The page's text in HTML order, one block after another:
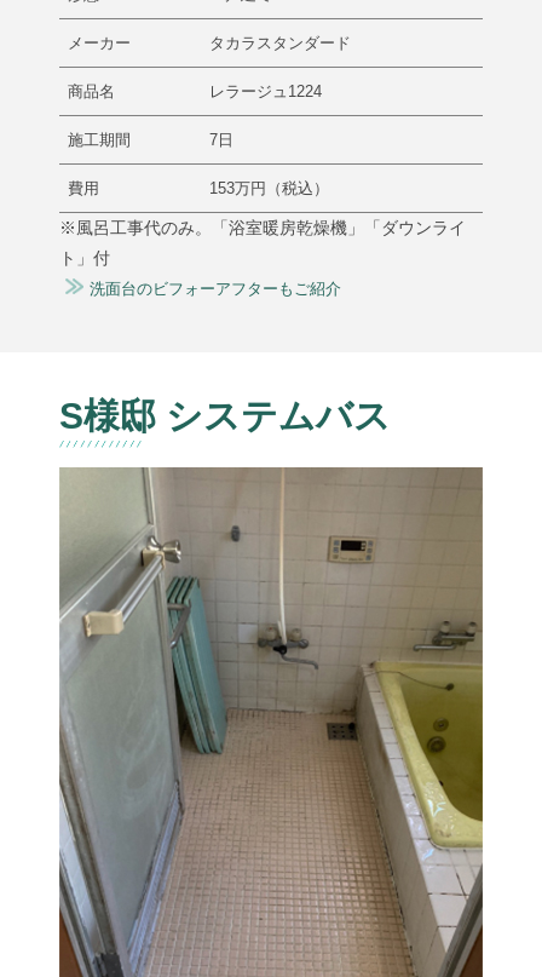
メーカー タカラスタンダード
商品名 レラージュ1224
施工期間 7日
費用 153万円（税込）
※風呂工事代のみ。「浴室暖房乾燥機」「ダウンライ
ト」付
洗面台のビフォーアフターもご紹介
S様邸 システムバス